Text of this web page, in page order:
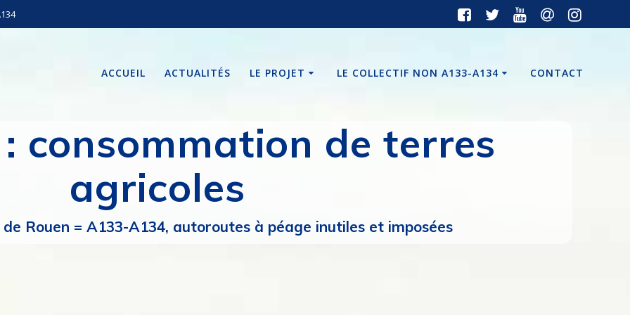
ACCUEIL ACTUALITÉS LE PROJET LE COLLECTIF NON A133-A134 CONTACT
consommation de terres
agricoles
Rouen = A133-A134, autoroutes à péage inutiles et imposées